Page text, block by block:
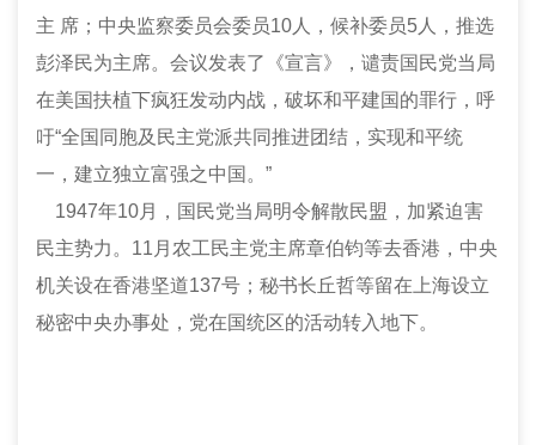
主 席；中央监察委员会委员10 人，候补委员5 人，推选
彭泽民为主席。会议发表了《宣言》，谴责国民党当局
在美国扶植下疯狂发动内战，破坏和平建国的罪行，呼
吁“全国同胞及民主党派共同推进团结，实现和平统
一，建立独立富强之中国。 ”
1947年10月，国民党当局明令解散民盟，加紧迫害
民主势力。 11 月农工民主党主席章伯钧等去香港，中央
机关设在香港坚道137号；秘书长丘哲等留在上海设立
秘密中央办事处，党在国统区的活动转入地下。